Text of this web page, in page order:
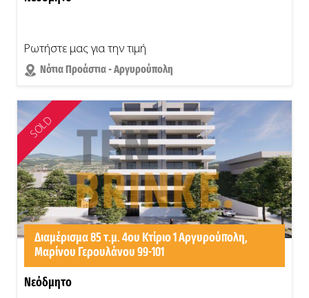
Ρωτήστε μας για την τιμή
Νότια Προάστια - Αργυρούπολη
SOLD
Διαμέρισμα 85 τ.μ. 4ου Κτίριο 1 Αργυρούπολη,
Μαρίνου Γερουλάνου 99-101
Νεόδμητο